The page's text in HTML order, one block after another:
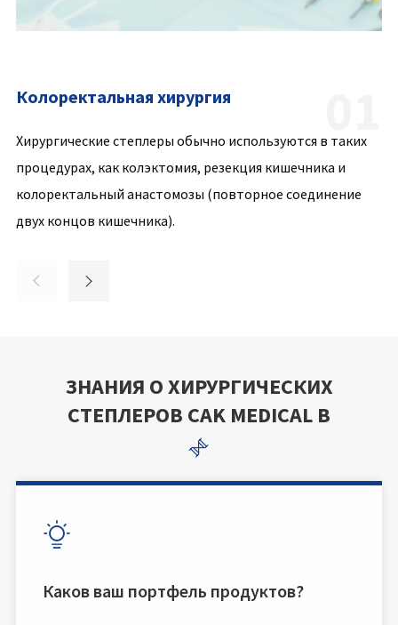
Колоректальная хирургия
Хирургические степлеры обычно используются в таких
процедурах, как колэктомия, резекция кишечника и
колоректальный анастомозы (повторное соединение
двух концов кишечника).
 
При желудочном шунтировании, гастрэктомии рукава и
других операциях по снижению веса степлеры
используются для создания меньших мешков желудка и
обеспечения закрытия желудочной и кишечной ткани.
 
Хирургические степлеры часто используются при
резекциях легких, лобэктомии и пневмоэктомии, а также
в процедурах при раке пищевода.
ЗНАНИЯ О ХИРУРГИЧЕСКИХ
СТЕПЛЕРОВ CAK MEDICAL В


Каков ваш портфель продуктов?